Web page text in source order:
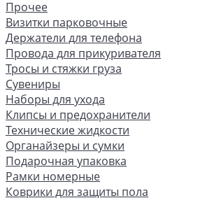
Прочее
Визитки парковочные
Держатели для телефона
Провода для прикуривателя
Тросы и стяжки груза
Сувениры
Наборы для ухода
Клипсы и предохранители
Технические жидкости
Органайзеры и сумки
Подарочная упаковка
Рамки номерные
Коврики для защиты пола